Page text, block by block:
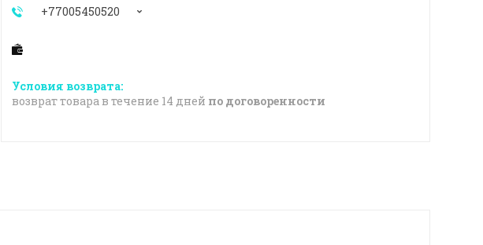
+77005450520
возврат товара в течение 14 дней по договоренности